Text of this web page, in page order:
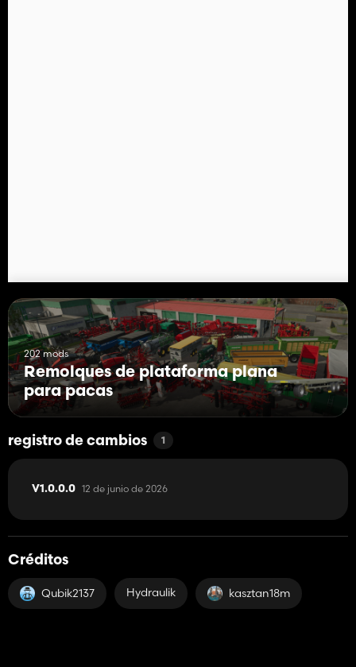
202 mods
Remolques de plataforma plana
para pacas
registro de cambios 1
V1.0.0.0 12 de junio de 2026
Créditos
Qubik2137 Hydraulik kasztan18m